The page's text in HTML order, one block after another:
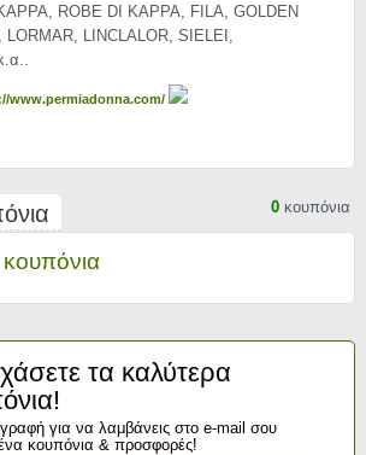
ROBE DI KAPPA, FILA, GOLDEN
LORMAR, LINCLALOR, SIELEI,
www.permiadonna.com/
0κουπόνια
τα καλύτερα
για να λαμβάνεις στο e-mail σου
κουπόνια & προσφορές!